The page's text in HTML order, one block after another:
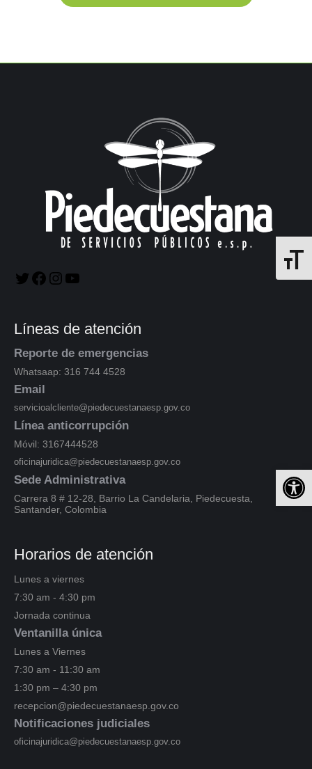
Líneas de atención
Reporte de emergencias
Whatsaap: 316 744 4528
Email
servicioalcliente@piedecuestanaesp.gov.co
Línea anticorrupción
Móvil: 3167444528
oficinajuridica@piedecuestanaesp.gov.co
Sede Administrativa
Carrera 8 # 12-28, Barrio La Candelaria, Piedecuesta,
Santander, Colombia
Horarios de atención
Lunes a viernes
7:30 am - 4:30 pm
Jornada continua
Ventanilla única
Lunes a Viernes
7:30 am - 11:30 am
1:30 pm – 4:30 pm
recepcion@piedecuestanaesp.gov.co
Notificaciones judiciales
oficinajuridica@piedecuestanaesp.gov.co